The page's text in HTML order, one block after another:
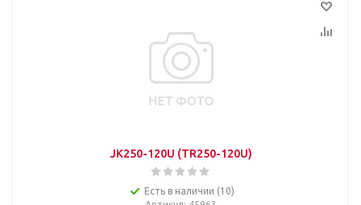
JK250-120U (TR250-120U)
Есть в наличии (10)